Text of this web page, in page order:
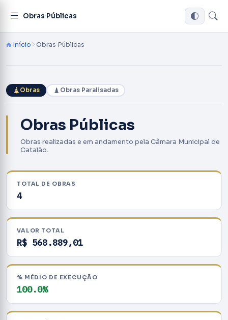
Obras Públicas
Início Obras Públicas
Obras Obras Paralisadas
Obras Públicas
Obras realizadas e em andamento pela Câmara Municipal de
Catalão.
TOTAL DE OBRAS
4
VALOR TOTAL
R$ 568.889,01
% MÉDIO DE EXECUÇÃO
100.0%